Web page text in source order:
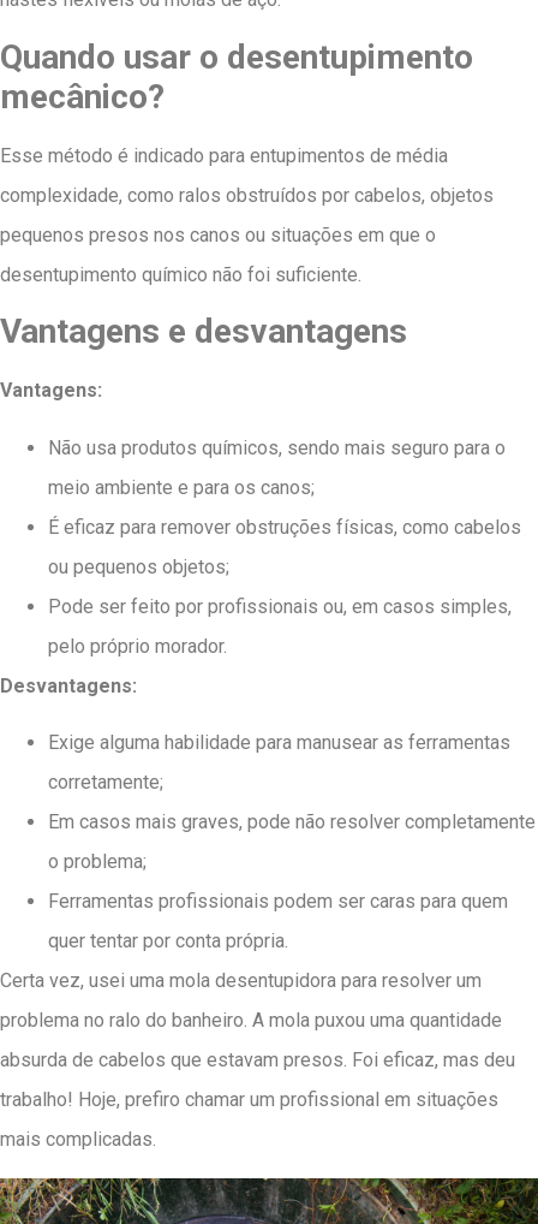
Quando usar o desentupimento
mecânico?
Esse método é indicado para entupimentos de média
complexidade, como ralos obstruídos por cabelos, objetos
pequenos presos nos canos ou situações em que o
desentupimento químico não foi suficiente.
Vantagens e desvantagens
Vantagens:
Não usa produtos químicos, sendo mais seguro para o
meio ambiente e para os canos;
É eficaz para remover obstruções físicas, como cabelos
ou pequenos objetos;
Pode ser feito por profissionais ou, em casos simples,
pelo próprio morador.
Desvantagens:
Exige alguma habilidade para manusear as ferramentas
corretamente;
Em casos mais graves, pode não resolver completamente
o problema;
Ferramentas profissionais podem ser caras para quem
quer tentar por conta própria.
Certa vez, usei uma mola desentupidora para resolver um
problema no ralo do banheiro. A mola puxou uma quantidade
absurda de cabelos que estavam presos. Foi eficaz, mas deu
trabalho! Hoje, prefiro chamar um profissional em situações
mais complicadas.